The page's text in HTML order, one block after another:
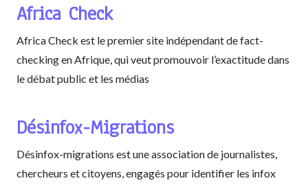
Africa Check
Africa Check est le premier site indépendant de fact-
checking en Afrique, qui veut promouvoir l’exactitude dans
le débat public et les médias
Désinfox-Migrations
Désinfox-migrations est une association de journalistes,
chercheurs et citoyens, engagés pour identifier les infox